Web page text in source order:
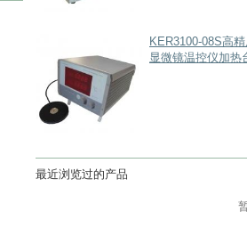
KER3100-08S高
显微镜温控仪加热
最近浏览过的产品